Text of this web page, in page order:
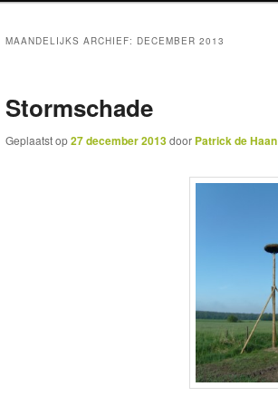
primaire
secundaire
MAANDELIJKS ARCHIEF: DECEMBER 2013
Stormschade
Geplaatst op27 december 2013door Patrick de Haan